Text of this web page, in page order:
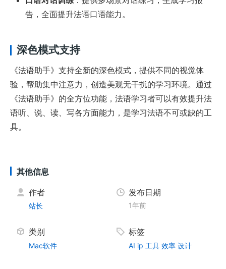
告，全面提升法语口语能力。
深色模式支持
《法语助手》支持全新的深色模式，提供不同的视觉体
验，帮助集中注意力，创造美观无干扰的学习环境。通过
《法语助手》的全方位功能，法语学习者可以有效提升法
语听、说、读、写各方面能力，是学习法语不可或缺的工
具。
其他信息
作者
站长
发布日期
1年前
类别
Mac软件
标签
AI ip 工具 效率 设计